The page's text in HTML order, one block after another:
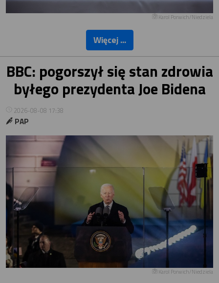
Karol Porwich/Niedziela
Więcej ...
BBC: pogorszył się stan zdrowia
byłego prezydenta Joe Bidena
2026-08-08 17:38
PAP
Karol Porwich/Niedziela